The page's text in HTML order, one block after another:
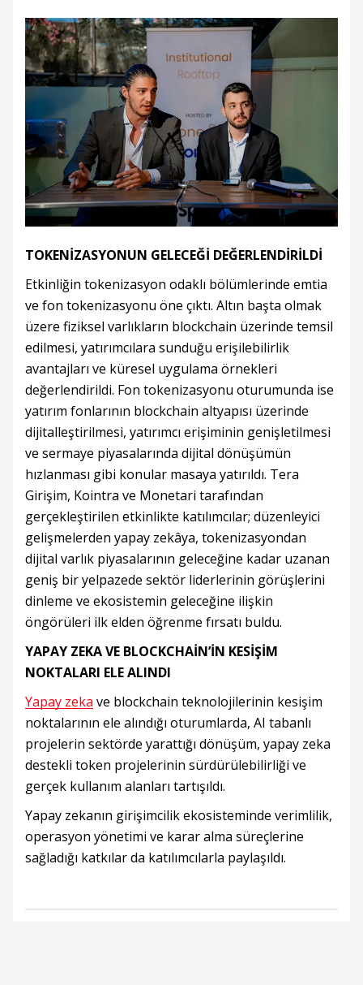
TOKENİZASYONUN GELECEĞİ DEĞERLENDİRİLDİ
Etkinliğin tokenizasyon odaklı bölümlerinde emtia
ve fon tokenizasyonu öne çıktı. Altın başta olmak
üzere fiziksel varlıkların blockchain üzerinde temsil
edilmesi, yatırımcılara sunduğu erişilebilirlik
avantajları ve küresel uygulama örnekleri
değerlendirildi. Fon tokenizasyonu oturumunda ise
yatırım fonlarının blockchain altyapısı üzerinde
dijitalleştirilmesi, yatırımcı erişiminin genişletilmesi
ve sermaye piyasalarında dijital dönüşümün
hızlanması gibi konular masaya yatırıldı. Tera
Girişim, Kointra ve Monetari tarafından
gerçekleştirilen etkinlikte katılımcılar; düzenleyici
gelişmelerden yapay zekâya, tokenizasyondan
dijital varlık piyasalarının geleceğine kadar uzanan
geniş bir yelpazede sektör liderlerinin görüşlerini
dinleme ve ekosistemin geleceğine ilişkin
öngörüleri ilk elden öğrenme fırsatı buldu.
YAPAY ZEKA VE BLOCKCHAİN’İN KESİŞİM
NOKTALARI ELE ALINDI
Yapay zeka ve blockchain teknolojilerinin kesişim
noktalarının ele alındığı oturumlarda, AI tabanlı
projelerin sektörde yarattığı dönüşüm, yapay zeka
destekli token projelerinin sürdürülebilirliği ve
gerçek kullanım alanları tartışıldı.
Yapay zekanın girişimcilik ekosisteminde verimlilik,
operasyon yönetimi ve karar alma süreçlerine
sağladığı katkılar da katılımcılarla paylaşıldı.